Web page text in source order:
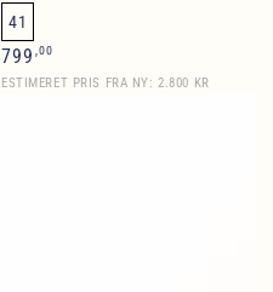
41
Normalpris
799 ,00
ESTIMERET PRIS FRA NY: 2.800 KR